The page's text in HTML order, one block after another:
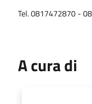
Tel. 0817472870 -
A cura di